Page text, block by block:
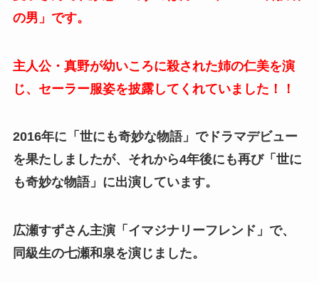
の男」です。
主人公・真野が幼いころに殺された姉の仁美を演
じ、セーラー服姿を披露してくれていました！！
2016年に「世にも奇妙な物語」でドラマデビュー
を果たしましたが、それから4年後にも再び「世に
も奇妙な物語」に出演しています。
広瀬すずさん主演「イマジナリーフレンド」で、
同級生の七瀬和泉を演じました。